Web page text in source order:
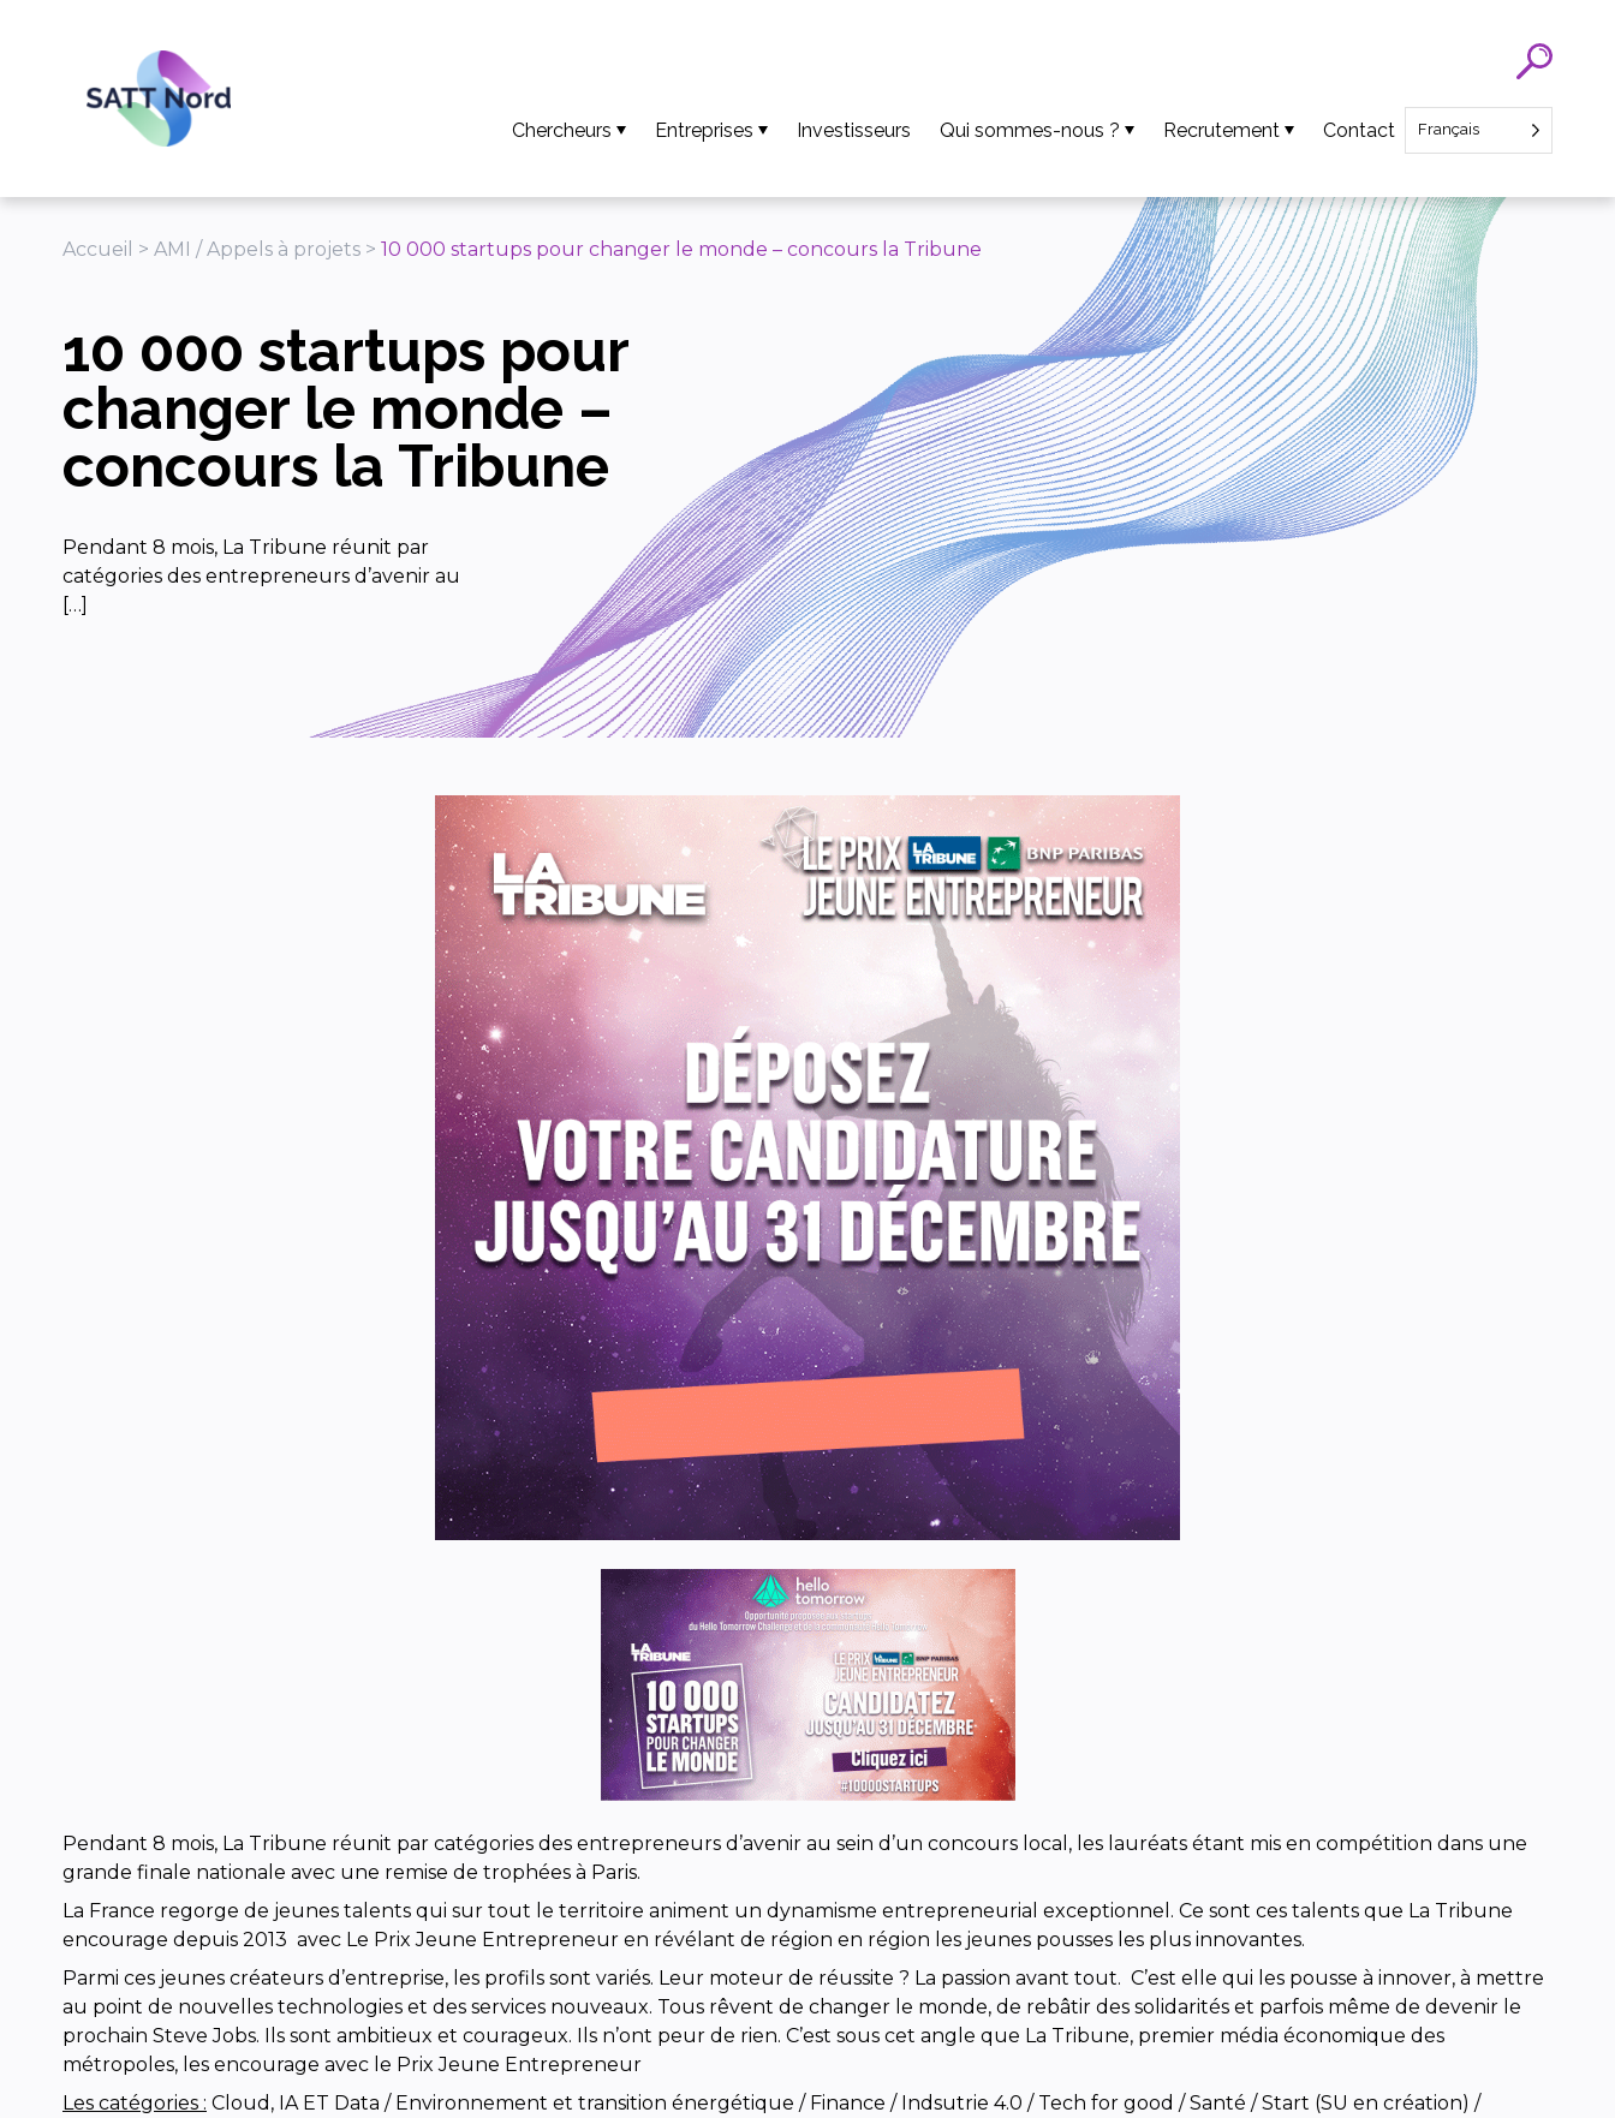
Chercheurs
Appels à projets / AMI
Entreprises Investisseurs Qui sommes-nous ?
Projets Européens
Nos actualités
Téléchargements
Recrutement
Recrutement CEO Startup
Contact Français
Accueil > AMI / Appels à projets > 10 000 startups pour changer le monde – concours la Tribune
10 000 startups pour
changer le monde –
concours la Tribune
Pendant 8 mois, La Tribune réunit par
catégories des entrepreneurs d’avenir au
[…]
Pendant 8 mois, La Tribune réunit par catégories des entrepreneurs d’avenir au sein d’un concours local, les lauréats étant mis en compétition dans une
grande finale nationale avec une remise de trophées à Paris.
La France regorge de jeunes talents qui sur tout le territoire animent un dynamisme entrepreneurial exceptionnel. Ce sont ces talents que La Tribune
encourage depuis 2013 avec Le Prix Jeune Entrepreneur en révélant de région en région les jeunes pousses les plus innovantes.
Parmi ces jeunes créateurs d’entreprise, les profils sont variés. Leur moteur de réussite ? La passion avant tout. C’est elle qui les pousse à innover, à mettre
au point de nouvelles technologies et des services nouveaux. Tous rêvent de changer le monde, de rebâtir des solidarités et parfois même de devenir le
prochain Steve Jobs. Ils sont ambitieux et courageux. Ils n’ont peur de rien. C’est sous cet angle que La Tribune, premier média économique des
métropoles, les encourage avec le Prix Jeune Entrepreneur
Les catégories : Cloud, IA ET Data / Environnement et transition énergétique / Finance / Indsutrie 4.0 / Tech for good / Santé / Start (SU en création) /